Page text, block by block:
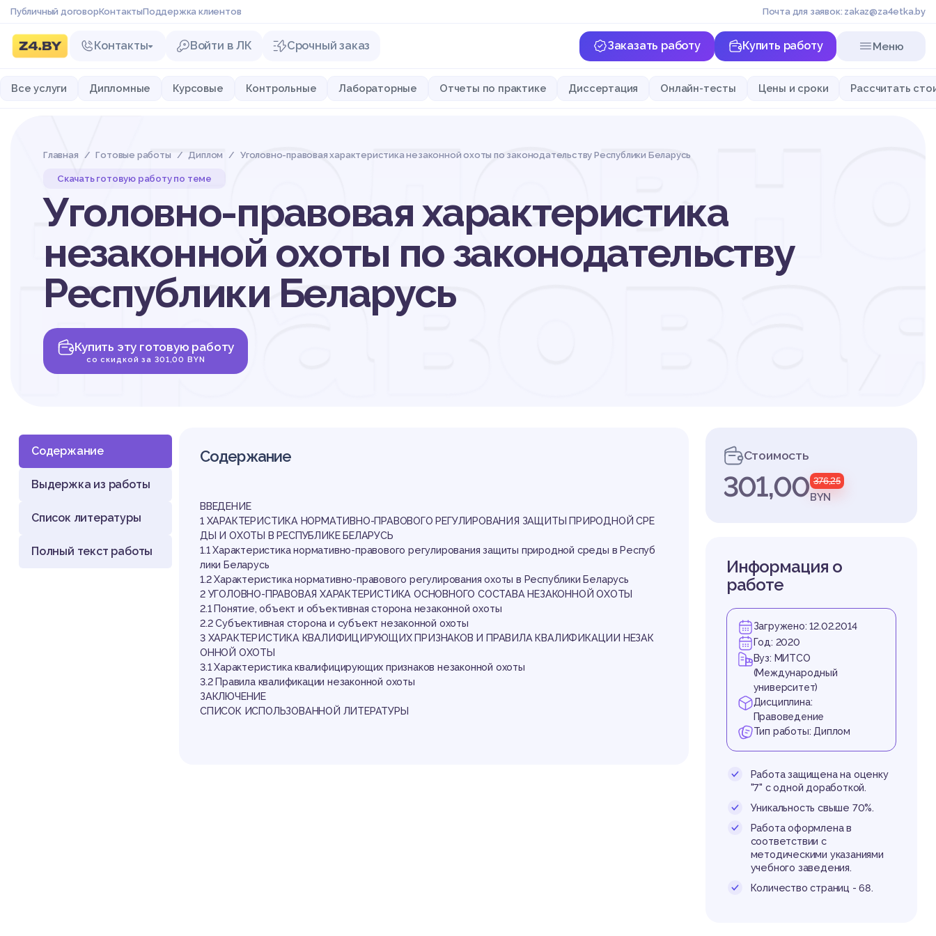
Публичный договорКонтактыПоддержка клиентов Почта для заявок: zakaz@za4etka.by
Контакты Войти в ЛК Срочный заказ Заказать работу Купить работу Меню
Все услуги Дипломные Курсовые Контрольные Лабораторные Отчеты по практике Диссертация Онлайн-тесты Цены и сроки Рассчитать
Главная Готовые работы Диплом Уголовно-правовая характеристика незаконной охоты по законодательству Республики Беларусь
Скачать готовую работу по теме
Уголовно-правовая характеристика
незаконной охоты по законодательству
Республики Беларусь
Купить эту готовую работу
со скидкой за 301,00 BYN
охоты по
Содержание
Выдержка из работы
Список литературы
Полный текст работы
Содержание
ВВЕДЕНИЕ
1 ХАРАКТЕРИСТИКА НОРМАТИВНО-ПРАВОВОГО РЕГУЛИРОВАНИЯ ЗАЩИТЫ ПРИРОДНОЙ СРЕ
ДЫ И ОХОТЫ В РЕСПУБЛИКЕ БЕЛАРУСЬ
1.1 Характеристика нормативно-правового регулирования защиты природной среды в Респуб
лики Беларусь
1.2 Характеристика нормативно-правового регулирования охоты в Республики Беларусь
2 УГОЛОВНО-ПРАВОВАЯ ХАРАКТЕРИСТИКА ОСНОВНОГО СОСТАВА НЕЗАКОННОЙ ОХОТЫ
2.1 Понятие, объект и объективная сторона незаконной охоты
2.2 Субъективная сторона и субъект незаконной охоты
3 ХАРАКТЕРИСТИКА КВАЛИФИЦИРУЮЩИХ ПРИЗНАКОВ И ПРАВИЛА КВАЛИФИКАЦИИ НЕЗАК
ОННОЙ ОХОТЫ
3.1 Характеристика квалифицирующих признаков незаконной охоты
3.2 Правила квалификации незаконной охоты
ЗАКЛЮЧЕНИЕ
СПИСОК ИСПОЛЬЗОВАННОЙ ЛИТЕРАТУРЫ
Стоимость
301,00 376,25
BYN
Информация о
работе
Загружено: 12.02.2014
Год: 2020
Вуз: МИТСО
(Международный
университет)
Дисциплина:
Правоведение
Тип работы: Диплом
Работа защищена на оценку
"7" с одной доработкой.
Уникальность свыше 70%.
Работа оформлена в
соответствии с
методическими указаниями
учебного заведения.
Количество страниц - 68.